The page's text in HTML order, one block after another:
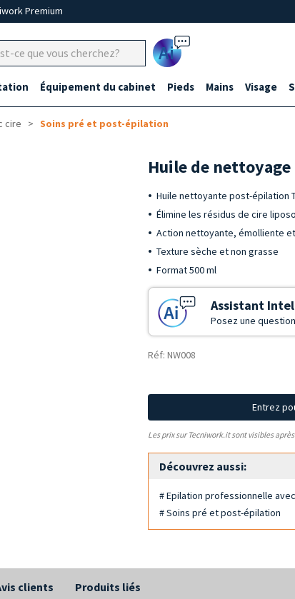
Premium
Ai
Équipement du cabinet Pieds Mains Visage
cire Soins pré et post-épilation
Huile de
Huile nettoyante post-épilation
Élimine les résidus de cire
Action nettoyante, émolliente
Texture sèche et non grasse
Format 500 ml
Assistant
Posez une
Réf: NW008
Entrez
Les prix sur Tecniwork.it sont visibles
Découvrez aussi:
# Epilation professionnelle
# Soins pré et post-épilation
clients Produits liés